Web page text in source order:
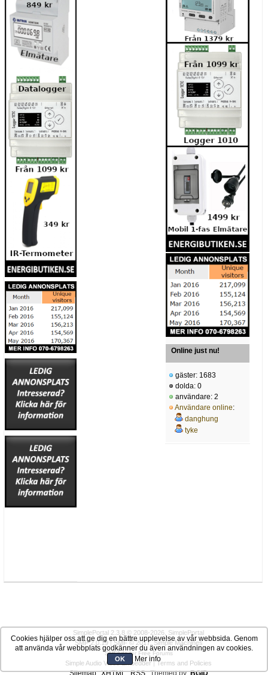
Online just nu!
gäster: 1683
dolda: 0
användare: 2
Användare online:
danghung
tyke
SimplePortal 2.3.8 © 2008-2026, SimplePortal
SMF 2.0.19|SMF © 2017,Simple Machines
SMFAdsfor Free Forums
Simple Audio Video Embedder|Terms and Policies
Sitemap XHTML RSS Themed by:BGID
Cookies hjälper oss att ge dig en bättre upplevelse av vår webbsida. Genom
att använda vår webbplats godkänner du även användningen av cookies.
OK Mer info